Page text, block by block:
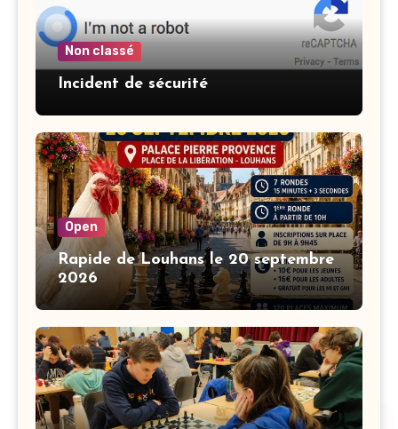
Non classé
Incident de sécurité
Open
Rapide de Louhans le 20 septembre
2026